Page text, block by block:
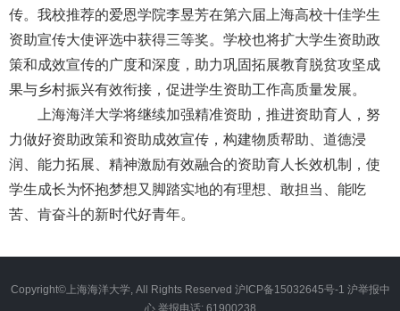
传。我校推荐的爱恩学院李昱芳在第六届上海高校十佳学生
资助宣传大使评选中获得三等奖。学校也将扩大学生资助政
策和成效宣传的广度和深度，助力巩固拓展教育脱贫攻坚成
果与乡村振兴有效衔接，促进学生资助工作高质量发展。
上海海洋大学将继续加强精准资助，推进资助育人，努
力做好资助政策和资助成效宣传，构建物质帮助、道德浸
润、能力拓展、精神激励有效融合的资助育人长效机制，使
学生成长为怀抱梦想又脚踏实地的有理想、敢担当、能吃
苦、肯奋斗的新时代好青年。
Copyright©上海海洋大学, All Rights Reserved 沪ICP备15032645号-1 沪举报中
心 举报电话: 61900238